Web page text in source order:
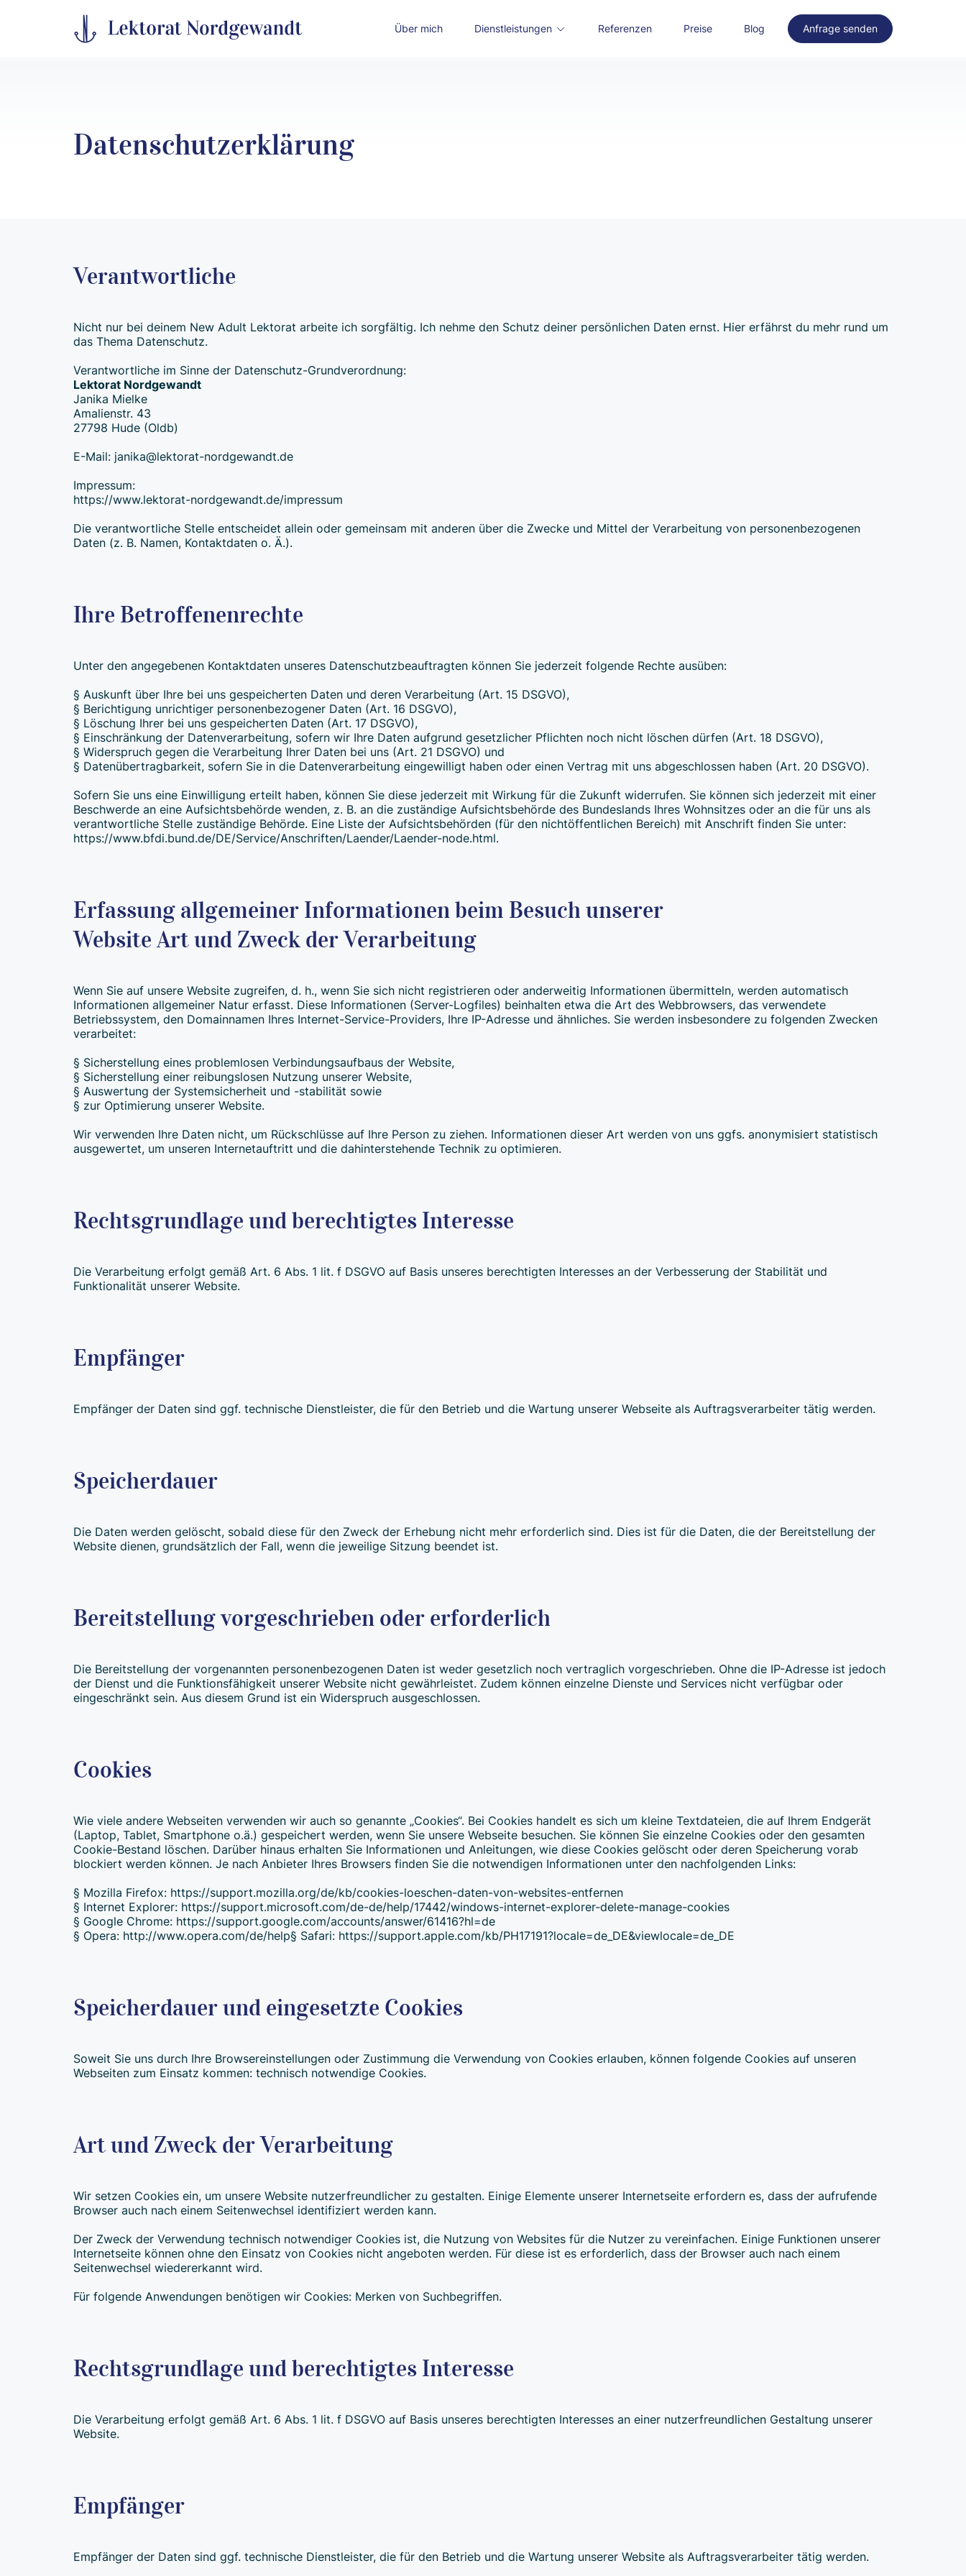
Über mich Dienstleistungen Referenzen Preise Blog Anfrage senden
Datenschutzerklärung
Verantwortliche
Nicht nur bei deinem New Adult Lektorat arbeite ich sorgfältig. Ich nehme den Schutz deiner persönlichen Daten ernst. Hier erfährst du mehr rund um
das Thema Datenschutz.
Verantwortliche im Sinne der Datenschutz-Grundverordnung:
Lektorat Nordgewandt
Janika Mielke
Amalienstr. 43
27798 Hude (Oldb)
E-Mail: janika@lektorat-nordgewandt.de
Impressum:
https://www.lektorat-nordgewandt.de/impressum
Die verantwortliche Stelle entscheidet allein oder gemeinsam mit anderen über die Zwecke und Mittel der Verarbeitung von personenbezogenen
Daten (z. B. Namen, Kontaktdaten o. Ä.).
Ihre Betroffenenrechte
Unter den angegebenen Kontaktdaten unseres Datenschutzbeauftragten können Sie jederzeit folgende Rechte ausüben:
§ Auskunft über Ihre bei uns gespeicherten Daten und deren Verarbeitung (Art. 15 DSGVO),
§ Berichtigung unrichtiger personenbezogener Daten (Art. 16 DSGVO),
§ Löschung Ihrer bei uns gespeicherten Daten (Art. 17 DSGVO),
§ Einschränkung der Datenverarbeitung, sofern wir Ihre Daten aufgrund gesetzlicher Pflichten noch nicht löschen dürfen (Art. 18 DSGVO),
§ Widerspruch gegen die Verarbeitung Ihrer Daten bei uns (Art. 21 DSGVO) und
§ Datenübertragbarkeit, sofern Sie in die Datenverarbeitung eingewilligt haben oder einen Vertrag mit uns abgeschlossen haben (Art. 20 DSGVO).
Sofern Sie uns eine Einwilligung erteilt haben, können Sie diese jederzeit mit Wirkung für die Zukunft widerrufen. Sie können sich jederzeit mit einer
Beschwerde an eine Aufsichtsbehörde wenden, z. B. an die zuständige Aufsichtsbehörde des Bundeslands Ihres Wohnsitzes oder an die für uns als
verantwortliche Stelle zuständige Behörde. Eine Liste der Aufsichtsbehörden (für den nichtöffentlichen Bereich) mit Anschrift finden Sie unter:
https://www.bfdi.bund.de/DE/Service/Anschriften/Laender/Laender-node.html.
Erfassung allgemeiner Informationen beim Besuch unserer
Website Art und Zweck der Verarbeitung
Wenn Sie auf unsere Website zugreifen, d. h., wenn Sie sich nicht registrieren oder anderweitig Informationen übermitteln, werden automatisch
Informationen allgemeiner Natur erfasst. Diese Informationen (Server-Logfiles) beinhalten etwa die Art des Webbrowsers, das verwendete
Betriebssystem, den Domainnamen Ihres Internet-Service-Providers, Ihre IP-Adresse und ähnliches. Sie werden insbesondere zu folgenden Zwecken
verarbeitet:
§ Sicherstellung eines problemlosen Verbindungsaufbaus der Website,
§ Sicherstellung einer reibungslosen Nutzung unserer Website,
§ Auswertung der Systemsicherheit und -stabilität sowie
§ zur Optimierung unserer Website.
Wir verwenden Ihre Daten nicht, um Rückschlüsse auf Ihre Person zu ziehen. Informationen dieser Art werden von uns ggfs. anonymisiert statistisch
ausgewertet, um unseren Internetauftritt und die dahinterstehende Technik zu optimieren.
Rechtsgrundlage und berechtigtes Interesse
Die Verarbeitung erfolgt gemäß Art. 6 Abs. 1 lit. f DSGVO auf Basis unseres berechtigten Interesses an der Verbesserung der Stabilität und
Funktionalität unserer Website.
Empfänger
Empfänger der Daten sind ggf. technische Dienstleister, die für den Betrieb und die Wartung unserer Webseite als Auftragsverarbeiter tätig werden.
Speicherdauer
Die Daten werden gelöscht, sobald diese für den Zweck der Erhebung nicht mehr erforderlich sind. Dies ist für die Daten, die der Bereitstellung der
Website dienen, grundsätzlich der Fall, wenn die jeweilige Sitzung beendet ist.
Bereitstellung vorgeschrieben oder erforderlich
Die Bereitstellung der vorgenannten personenbezogenen Daten ist weder gesetzlich noch vertraglich vorgeschrieben. Ohne die IP-Adresse ist jedoch
der Dienst und die Funktionsfähigkeit unserer Website nicht gewährleistet. Zudem können einzelne Dienste und Services nicht verfügbar oder
eingeschränkt sein. Aus diesem Grund ist ein Widerspruch ausgeschlossen.
Cookies
Wie viele andere Webseiten verwenden wir auch so genannte „Cookies“. Bei Cookies handelt es sich um kleine Textdateien, die auf Ihrem Endgerät
(Laptop, Tablet, Smartphone o.ä.) gespeichert werden, wenn Sie unsere Webseite besuchen. Sie können Sie einzelne Cookies oder den gesamten
Cookie-Bestand löschen. Darüber hinaus erhalten Sie Informationen und Anleitungen, wie diese Cookies gelöscht oder deren Speicherung vorab
blockiert werden können. Je nach Anbieter Ihres Browsers finden Sie die notwendigen Informationen unter den nachfolgenden Links:
§ Mozilla Firefox: https://support.mozilla.org/de/kb/cookies-loeschen-daten-von-websites-entfernen
§ Internet Explorer: https://support.microsoft.com/de-de/help/17442/windows-internet-explorer-delete-manage-cookies
§ Google Chrome: https://support.google.com/accounts/answer/61416?hl=de
§ Opera: http://www.opera.com/de/help§ Safari: https://support.apple.com/kb/PH17191?locale=de_DE&viewlocale=de_DE
Speicherdauer und eingesetzte Cookies
Soweit Sie uns durch Ihre Browsereinstellungen oder Zustimmung die Verwendung von Cookies erlauben, können folgende Cookies auf unseren
Webseiten zum Einsatz kommen: technisch notwendige Cookies.
Art und Zweck der Verarbeitung
Wir setzen Cookies ein, um unsere Website nutzerfreundlicher zu gestalten. Einige Elemente unserer Internetseite erfordern es, dass der aufrufende
Browser auch nach einem Seitenwechsel identifiziert werden kann.
Der Zweck der Verwendung technisch notwendiger Cookies ist, die Nutzung von Websites für die Nutzer zu vereinfachen. Einige Funktionen unserer
Internetseite können ohne den Einsatz von Cookies nicht angeboten werden. Für diese ist es erforderlich, dass der Browser auch nach einem
Seitenwechsel wiedererkannt wird.
Für folgende Anwendungen benötigen wir Cookies: Merken von Suchbegriffen.
Rechtsgrundlage und berechtigtes Interesse
Die Verarbeitung erfolgt gemäß Art. 6 Abs. 1 lit. f DSGVO auf Basis unseres berechtigten Interesses an einer nutzerfreundlichen Gestaltung unserer
Website.
Empfänger
Empfänger der Daten sind ggf. technische Dienstleister, die für den Betrieb und die Wartung unserer Website als Auftragsverarbeiter tätig werden.